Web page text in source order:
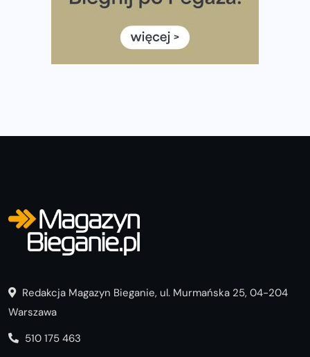
Rozbiegany Olsztyn szykuje się na weekend z
Już w tę sobotę 35. Bieg Powstania Warszawskiego.
Wystartuje rekordowa liczba uczestników
Redakcja Magazyn Bieganie, ul. Murmańska 25, 04-204
Warszawa
510 175 463